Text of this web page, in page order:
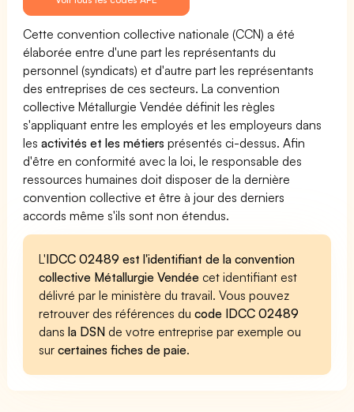
Cette convention collective nationale (CCN) a été
élaborée entre d'une part les représentants du
personnel (syndicats) et d'autre part les représentants
des entreprises de ces secteurs. La convention
collective Métallurgie Vendée définit les règles
s'appliquant entre les employés et les employeurs dans
lesactivités et les métiers présentés ci-dessus. Afin
d'être en conformité avec la loi, le responsable des
ressources humaines doit disposer de la dernière
convention collective et être à jour des derniers
accords même s'ils sont non étendus.
L'IDCC 02489 est l'identifiant de la convention
collective Métallurgie Vendée cet identifiant est
délivré par le ministère du travail. Vous pouvez
retrouver des références ducode IDCC 02489
dansla DSN de votre entreprise par exemple ou
surcertaines fiches de paie.